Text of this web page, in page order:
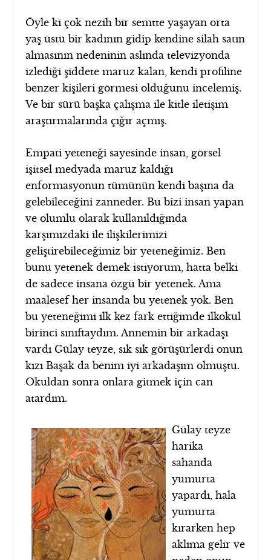
Öyle ki çok nezih bir semtte yaşayan orta
yaş üstü bir kadının gidip kendine silah satın
almasının nedeninin aslında televizyonda
izlediği şiddete maruz kalan, kendi profiline
benzer kişileri görmesi olduğunu incelemiş.
Ve bir sürü başka çalışma ile kitle iletişim
araştırmalarında çığır açmış.
Empati yeteneği sayesinde insan, görsel
işitsel medyada maruz kaldığı
enformasyonun tümünün kendi başına da
gelebileceğini zanneder. Bu bizi insan yapan
ve olumlu olarak kullanıldığında
karşımızdaki ile ilişkilerimizi
geliştirebileceğimiz bir yeteneğimiz. Ben
bunu yetenek demek istiyorum, hatta belki
de sadece insana özgü bir yetenek. Ama
maalesef her insanda bu yetenek yok. Ben
bu yeteneğimi ilk kez fark ettiğimde ilkokul
birinci sınıftaydım. Annemin bir arkadaşı
vardı Gülay teyze, sık sık görüşürlerdi onun
kızı Başak da benim iyi arkadaşım olmuştu.
Okuldan sonra onlara gitmek için can
atardım.
Gülay teyze
harika
sahanda
yumurta
yapardı, hala
yumurta
kırarken hep
aklıma gelir ve